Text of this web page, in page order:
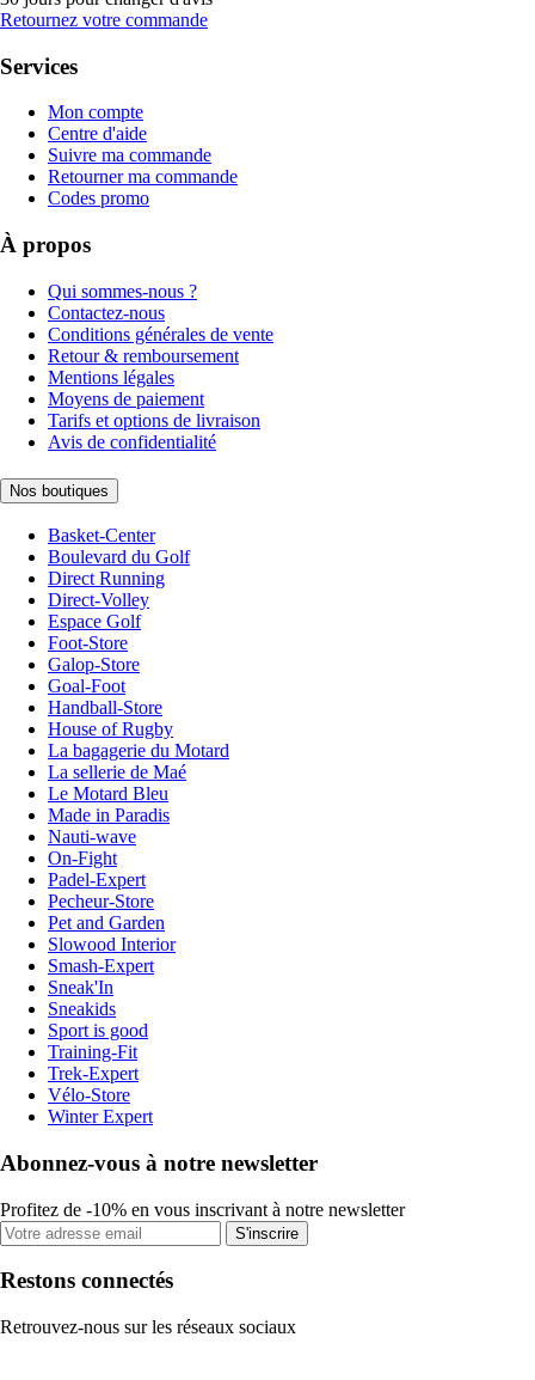
Retournez votre commande
Services
Mon compte
Centre d'aide
Suivre ma commande
Retourner ma commande
Codes promo
À propos
Qui sommes-nous ?
Contactez-nous
Conditions générales de vente
Retour & remboursement
Mentions légales
Moyens de paiement
Tarifs et options de livraison
Avis de confidentialité
Nos boutiques
Basket-Center
Boulevard du Golf
Direct Running
Direct-Volley
Espace Golf
Foot-Store
Galop-Store
Goal-Foot
Handball-Store
House of Rugby
La bagagerie du Motard
La sellerie de Maé
Le Motard Bleu
Made in Paradis
Nauti-wave
On-Fight
Padel-Expert
Pecheur-Store
Pet and Garden
Slowood Interior
Smash-Expert
Sneak'In
Sneakids
Sport is good
Training-Fit
Trek-Expert
Vélo-Store
Winter Expert
Abonnez-vous à notre newsletter
Profitez de -10% en vous inscrivant à notre newsletter
S'inscrire
Restons connectés
Retrouvez-nous sur les réseaux sociaux